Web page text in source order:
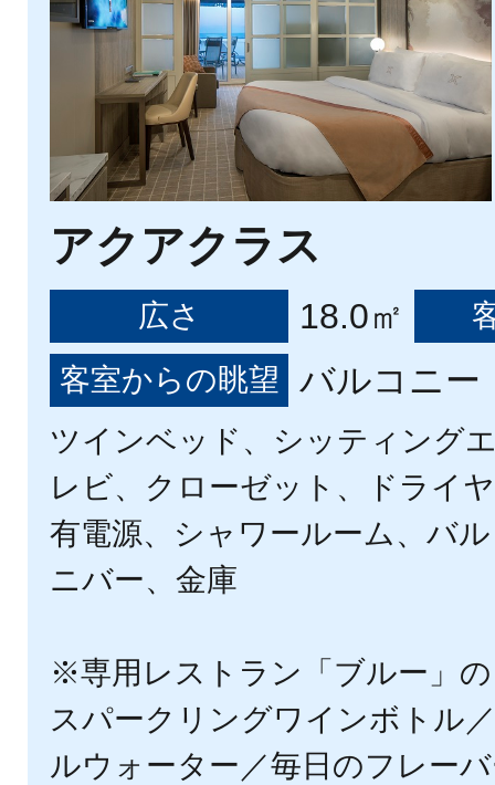
アクアクラス
広さ 18.0㎡
客室からの眺望
バルコニー
ツインベッド、シッティング
レビ、クローゼット、ドライ
有電源、シャワールーム、バ
ニバー、金庫
※専用レストラン「ブルー」
スパークリングワインボトル
ルウォーター／毎日のフレー